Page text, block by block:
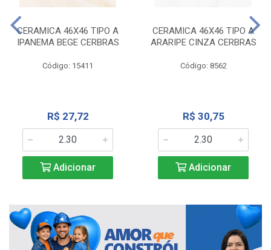
CERAMICA 46X46 TIPO A
IPANEMA BEGE CERBRAS
Código: 15411
R$ 27,72
Adicionar
CERAMICA 46X46 TIPO A
ARARIPE CINZA CERBRAS
Código: 8562
R$ 30,75
Adicionar